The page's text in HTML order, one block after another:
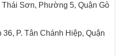
Thái Sơn, Phường 5, Quận Gò
P. Tân Chánh Hiệp, Quận